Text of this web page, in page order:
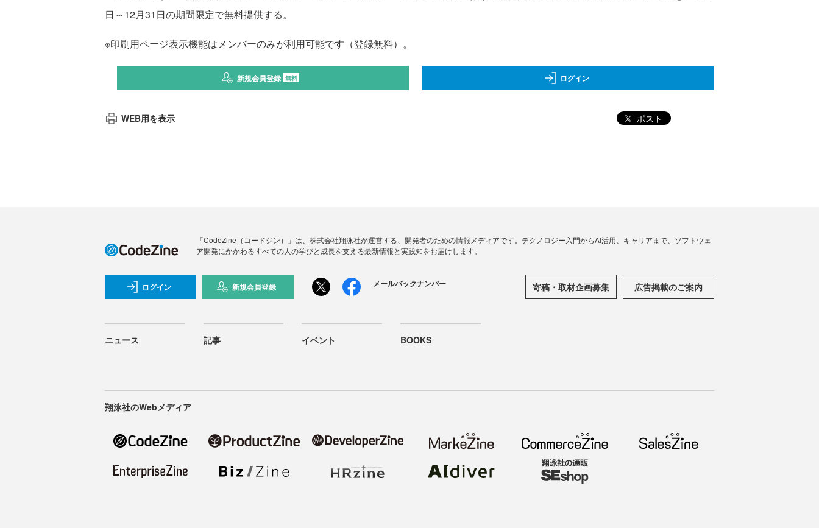
日～12月31日の期間限定で無料提供する。
※印刷用ページ表示機能はメンバーのみが利用可能です（登録無料）。
新規会員登録 無料 ログイン
WEB用を表示 ポスト
「CodeZine（コードジン）」は、株式会社翔泳社が運営する、開発者のための情報メディアです。テクノロジー入門からAI活用、キャリアまで、ソフトウェ
ア開発にかかわるすべての人の学びと成長を支える最新情報と実践知をお届けします。
ログイン 新規会員登録 メールバックナンバー 寄稿・取材企画募集 広告掲載のご案内
ニュース 記事 イベント BOOKS
翔泳社のWebメディア